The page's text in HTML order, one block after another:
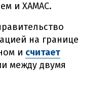
и ХАМАС.
на границе
и считает
между двумя